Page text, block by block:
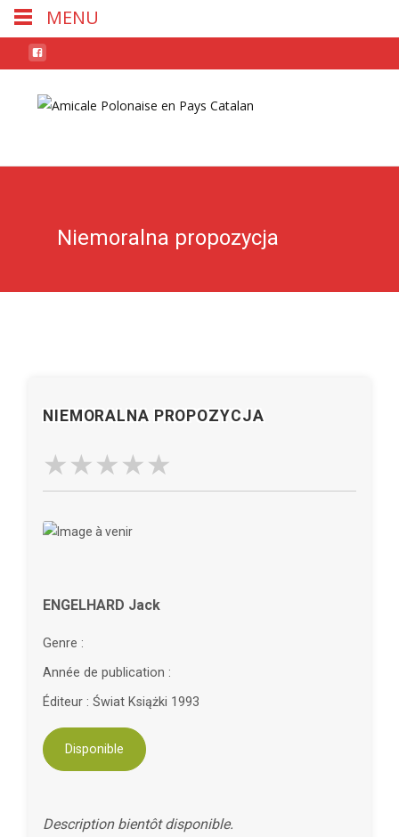
Niemoralna propozycja
NIEMORALNA PROPOZYCJA
ENGELHARD Jack
Genre :
Année de publication :
Éditeur : Świat Książki 1993
Disponible
Description bientôt disponible.
MENU